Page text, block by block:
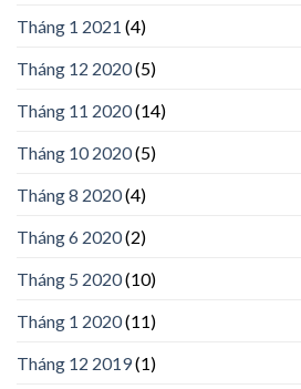
Tháng 1 2021 (4)
Tháng 12 2020(5)
Tháng 11 2020(14)
Tháng 10 2020(5)
Tháng 8 2020(4)
Tháng 6 2020(2)
Tháng 5 2020(10)
Tháng 1 2020(11)
Tháng 12 2019(1)